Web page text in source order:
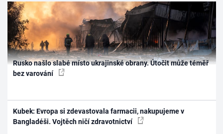
Rusko našlo slabé místo ukrajinské obrany. Útočit může téměř
bez varování
Kubek: Evropa si zdevastovala farmacii, nakupujeme v
Bangladéši. Vojtěch ničí zdravotnictví